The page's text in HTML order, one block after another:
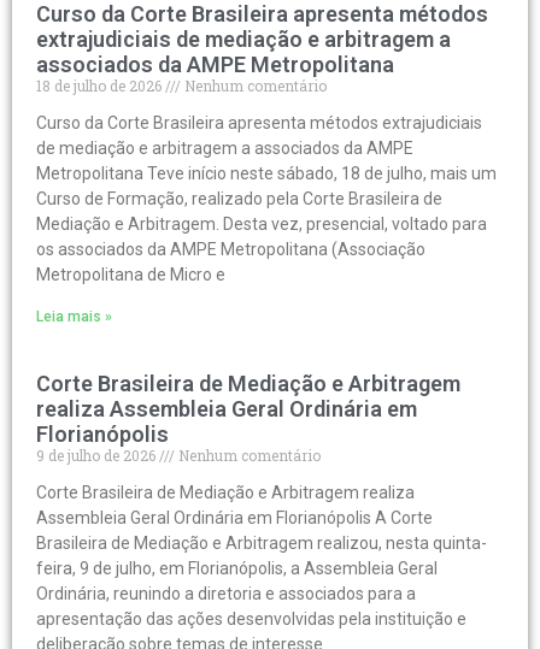
Curso da Corte Brasileira apresenta métodos
extrajudiciais de mediação e arbitragem a
associados da AMPE Metropolitana
18 de julho de 2026
Nenhum comentário
Curso da Corte Brasileira apresenta métodos extrajudiciais
de mediação e arbitragem a associados da AMPE
Metropolitana Teve início neste sábado, 18 de julho, mais um
Curso de Formação, realizado pela Corte Brasileira de
Mediação e Arbitragem. Desta vez, presencial, voltado para
os associados da AMPE Metropolitana (Associação
Metropolitana de Micro e
Leia mais »
Corte Brasileira de Mediação e Arbitragem
realiza Assembleia Geral Ordinária em
Florianópolis
9 de julho de 2026
Nenhum comentário
Corte Brasileira de Mediação e Arbitragem realiza
Assembleia Geral Ordinária em Florianópolis A Corte
Brasileira de Mediação e Arbitragem realizou, nesta quinta-
feira, 9 de julho, em Florianópolis, a Assembleia Geral
Ordinária, reunindo a diretoria e associados para a
apresentação das ações desenvolvidas pela instituição e
deliberação sobre temas de interesse